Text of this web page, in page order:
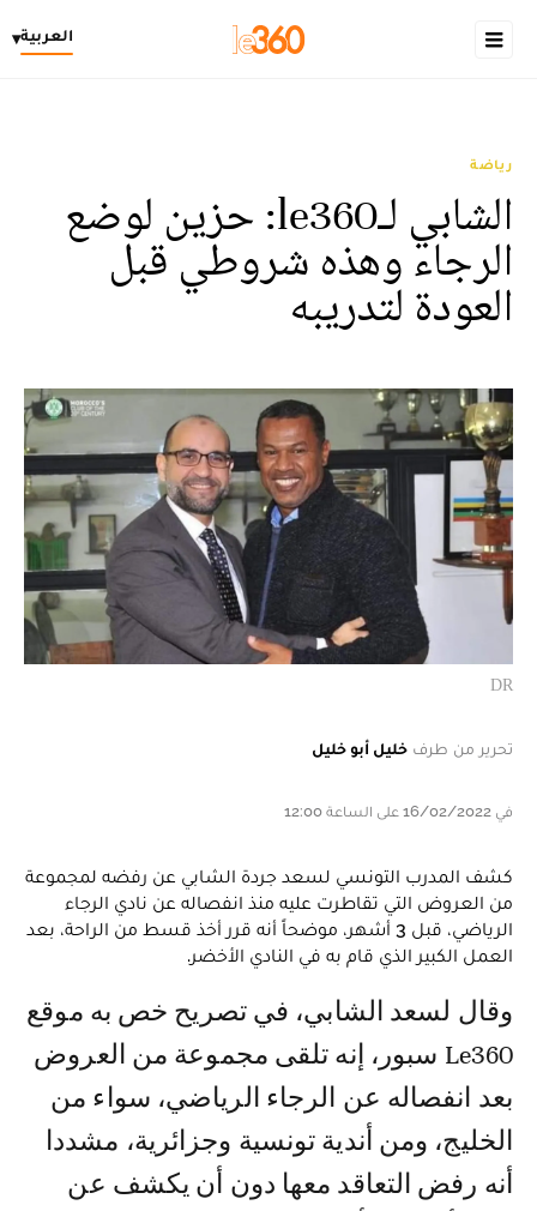
العربية▾
رياضة
الشابي لـle360: حزين لوضع
الرجاء وهذه شروطي قبل
العودة لتدريبه
DR
تحرير من طرف خليل أبو خليل
في 16/02/2022 على الساعة 12:00
كشف المدرب التونسي لسعد جردة الشابي عن رفضه لمجموعة
من العروض التي تقاطرت عليه منذ انفصاله عن نادي الرجاء
الرياضي، قبل 3 أشهر، موضحاً أنه قرر أخذ قسط من الراحة، بعد
العمل الكبير الذي قام به في النادي الأخضر.
وقال لسعد الشابي، في تصريح خص به موقع
Le360 سبور، إنه تلقى مجموعة من العروض
بعد انفصاله عن الرجاء الرياضي، سواء من
الخليج، ومن أندية تونسية وجزائرية، مشددا
أنه رفض التعاقد معها دون أن يكشف عن